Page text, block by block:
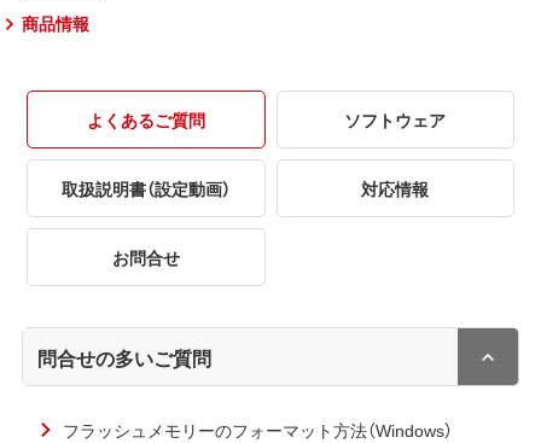
商品情報
よくあるご質問 ソフトウェア
取扱説明書（設定動画） 対応情報
お問合せ
問合せの多いご質問
フラッシュメモリーのフォーマット方法（Windows）